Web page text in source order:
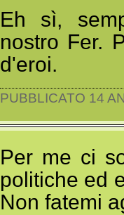
Eh sì,
nostro Fer.
d'eroi.
PUBBLICATO 14
Per me ci
politiche ed
Non fatemi